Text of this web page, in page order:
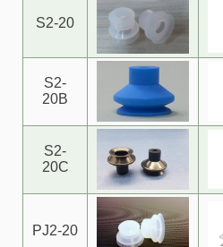
S2-20
S2-
20B
S2-
20C
PJ2-20